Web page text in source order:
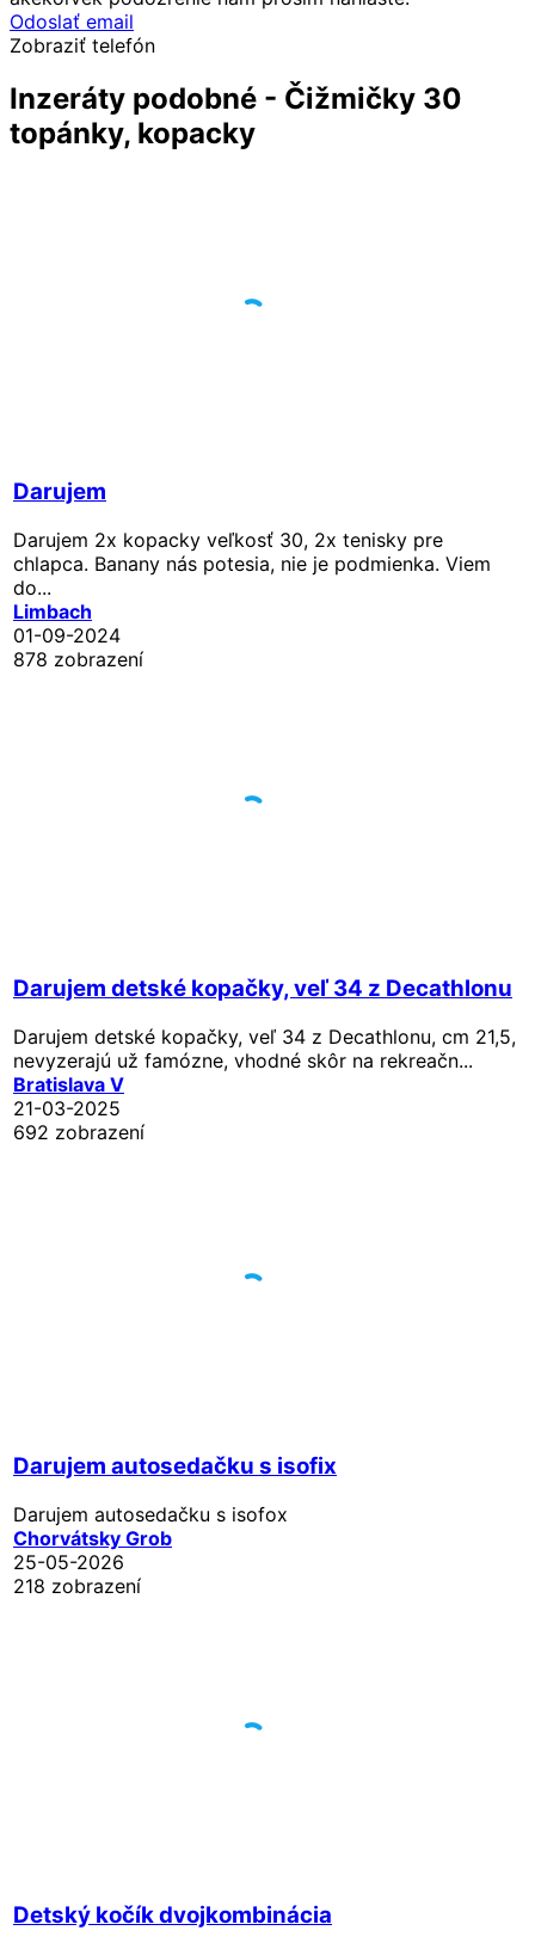
Odoslať email
Zobraziť telefón
Inzeráty podobné - Čižmičky 30
topánky, kopacky
Darujem
Darujem 2x kopacky veľkosť 30, 2x tenisky pre
chlapca. Banany nás potesia, nie je podmienka. Viem
do...
Limbach
01-09-2024
878 zobrazení
Darujem detské kopačky, veľ 34 z Decathlonu
Darujem detské kopačky, veľ 34 z Decathlonu, cm 21,5,
nevyzerajú už famózne, vhodné skôr na rekreačn...
Bratislava V
21-03-2025
692 zobrazení
Darujem autosedačku s isofix
Darujem autosedačku s isofox
Chorvátsky Grob
25-05-2026
218 zobrazení
Detský kočík dvojkombinácia